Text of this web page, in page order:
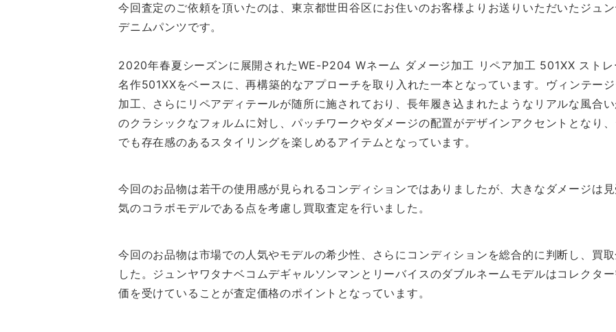
今回査定のご依頼を頂いたのは、東京都世田谷区にお住いのお客様よりお送りいただいたジュ
デニムパンツです。
2020年春夏シーズンに展開されたWE-P204 Wネーム ダメージ加工 リペア加工 501XX スト
名作501XXをベースに、再構築的なアプローチを取り入れた一本となっています。ヴィンテー
加工、さらにリペアディテールが随所に施されており、長年履き込まれたようなリアルな風合
のクラシックなフォルムに対し、パッチワークやダメージの配置がデザインアクセントとなり
でも存在感のあるスタイリングを楽しめるアイテムとなっています。
今回のお品物は若干の使用感が見られるコンディションではありましたが、大きなダメージは
気のコラボモデルである点を考慮し買取査定を行いました。
今回のお品物は市場での人気やモデルの希少性、さらにコンディションを総合的に判断し、買
した。ジュンヤワタナベコムデギャルソンマンとリーバイスのダブルネームモデルはコレクタ
価を受けていることが査定価格のポイントとなっています。